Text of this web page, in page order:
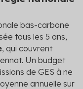
bas-carbone
tous les 5 ans,
, qui couvrent
Un budget
de GES à ne
annuelle sur